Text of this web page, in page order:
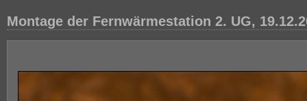
Montage der Fernwärmestation 2. UG,